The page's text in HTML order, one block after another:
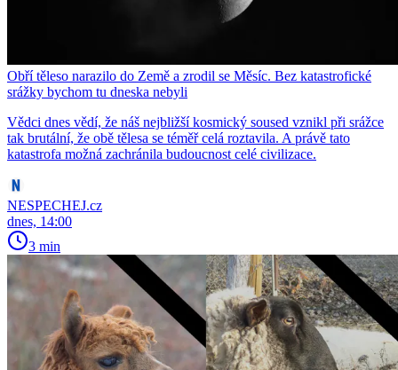
Obří těleso narazilo do Země a zrodil se Měsíc. Bez katastrofické
srážky bychom tu dneska nebyli
Vědci dnes vědí, že náš nejbližší kosmický soused vznikl při srážce
tak brutální, že obě tělesa se téměř celá roztavila. A právě tato
katastrofa možná zachránila budoucnost celé civilizace.
NESPECHEJ.cz
dnes, 14:00
3 min